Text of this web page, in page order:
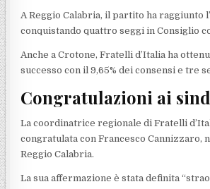
A Reggio Calabria, il partito ha raggiunto
conquistando quattro seggi in Consiglio
Anche a Crotone, Fratelli d’Italia ha
successo con il 9,65% dei consensi e tre
Congratulazioni ai
La coordinatrice regionale di Fratelli
congratulata con Francesco Cannizzaro,
Reggio Calabria.
La sua affermazione è stata definita